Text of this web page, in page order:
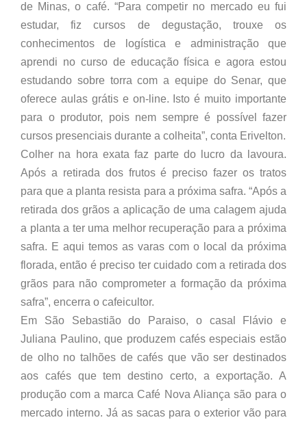
de Minas, o café. “Para competir no mercado eu fui
estudar, fiz cursos de degustação, trouxe os
conhecimentos de logística e administração que
aprendi no curso de educação física e agora estou
estudando sobre torra com a equipe do Senar, que
oferece aulas grátis e on-line. Isto é muito importante
para o produtor, pois nem sempre é possível fazer
cursos presenciais durante a colheita”, conta Erivelton.
Colher na hora exata faz parte do lucro da lavoura.
Após a retirada dos frutos é preciso fazer os tratos
para que a planta resista para a próxima safra. “Após a
retirada dos grãos a aplicação de uma calagem ajuda
a planta a ter uma melhor recuperação para a próxima
safra. E aqui temos as varas com o local da próxima
florada, então é preciso ter cuidado com a retirada dos
grãos para não comprometer a formação da próxima
safra”, encerra o cafeicultor.
Em São Sebastião do Paraiso, o casal Flávio e
Juliana Paulino, que produzem cafés especiais estão
de olho no talhões de cafés que vão ser destinados
aos cafés que tem destino certo, a exportação. A
produção com a marca Café Nova Aliança são para o
mercado interno. Já as sacas para o exterior vão para